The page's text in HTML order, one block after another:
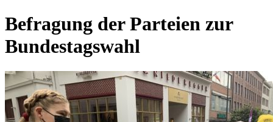
Befragung der Parteien zur
Bundestagswahl